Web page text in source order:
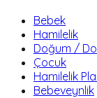
Bebek
Hamilelik
Doğum /
Çocuk
Hamilelik
Bebeveynlik